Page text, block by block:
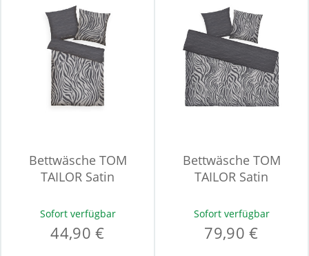
Bettwäsche TOM
TAILOR Satin
Sofort verfügbar
44,90 €
Bettwäsche TOM
TAILOR Satin
Sofort verfügbar
79,90 €